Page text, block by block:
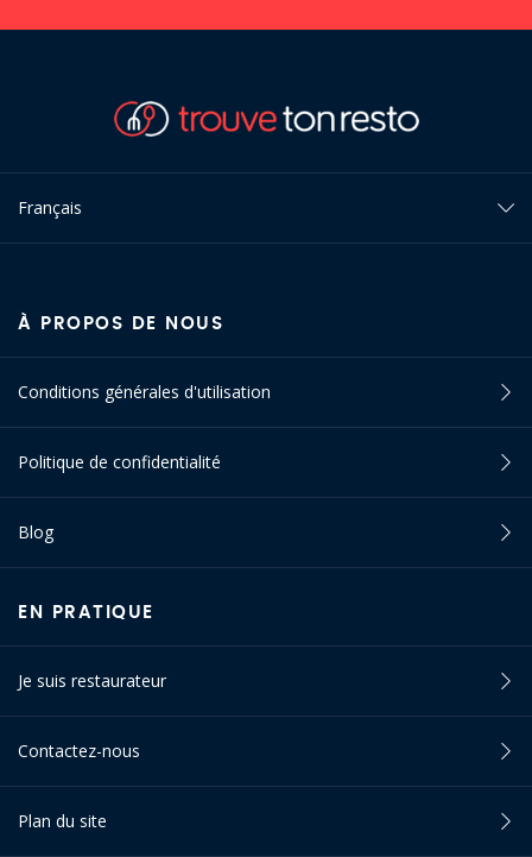
Français
À PROPOS DE NOUS
Conditions générales d'utilisation
Politique de confidentialité
Blog
EN PRATIQUE
Je suis restaurateur
Contactez-nous
Plan du site